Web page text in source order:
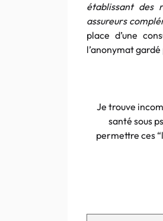
établissant des
assureurs
place d’une
l’anonymat
Je trouve
santé sous
permettre ces